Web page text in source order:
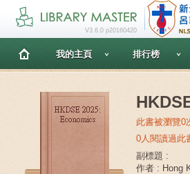
V3.6.0 p20160420
我的主頁 排行榜
此書被瀏覽0
0人閱讀過此
副標題 :
作者 : Hong